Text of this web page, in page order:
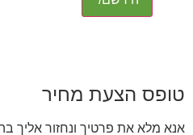
הצעת מחיר
את פרטיך ונחזור אליך בהקדם